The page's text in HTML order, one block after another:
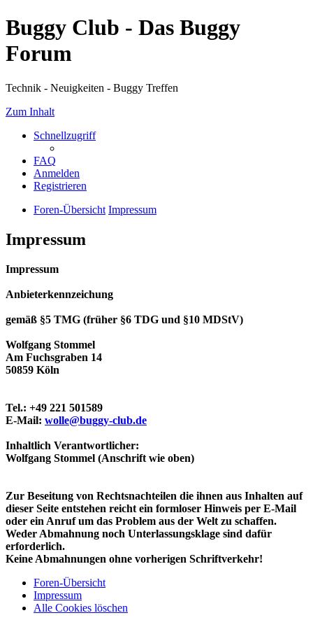
Buggy Club - Das Buggy
Forum
Technik - Neuigkeiten - Buggy Treffen
Zum Inhalt
Schnellzugriff
FAQ
Anmelden
Registrieren
Foren-Übersicht Impressum
Impressum
Impressum
Anbieterkennzeichung
gemäß §5 TMG (früher §6 TDG und §10 MDStV)
Wolfgang Stommel
Am Fuchsgraben 14
50859 Köln
Tel.: +49 221 501589
E-Mail: wolle@buggy-club.de
Inhaltlich Verantwortlicher:
Wolfgang Stommel (Anschrift wie oben)
Zur Beseitung von Rechtsnachteilen die ihnen aus Inhalten auf
dieser Seite entstehen reicht ein formloser Hinweis per E-Mail
oder ein Anruf um das Problem aus der Welt zu schaffen.
Weder Abmahnung noch Unterlassungsklage sind dafür
erforderlich.
Keine Abmahnungen ohne vorherigen Schriftverkehr!
Foren-Übersicht
Impressum
Alle Cookies löschen